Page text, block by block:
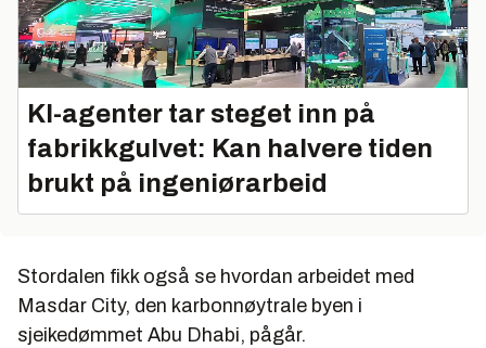
KI-agenter tar steget inn på
fabrikkgulvet: Kan halvere tiden
brukt på ingeniørarbeid
Stordalen fikk også se hvordan arbeidet med
Masdar City, den karbonnøytrale byen i
sjeikedømmet Abu Dhabi, pågår.